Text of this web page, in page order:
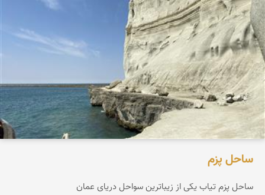
ساحل پزم‌
ساحل پزم تیاب یکی از زیباترین سواحل دریای عمان